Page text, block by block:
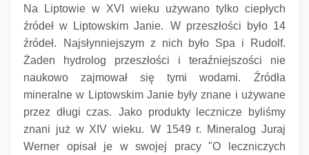
Na Liptowie w XVI wieku używano tylko ciepłych
źródeł w Liptowskim Janie.
W przeszłości było 14
źródeł.
Najsłynniejszym z nich było Spa i Rudolf.
Żaden hydrolog przeszłości i teraźniejszości nie
naukowo zajmował się tymi wodami.
Źródła
mineralne w Liptowskim Janie były znane i używane
przez długi czas.
Jako produkty lecznicze byliśmy
znani już w XIV wieku. W 1549 r. Mineralog Juraj
Werner opisał je w swojej pracy "O leczniczych